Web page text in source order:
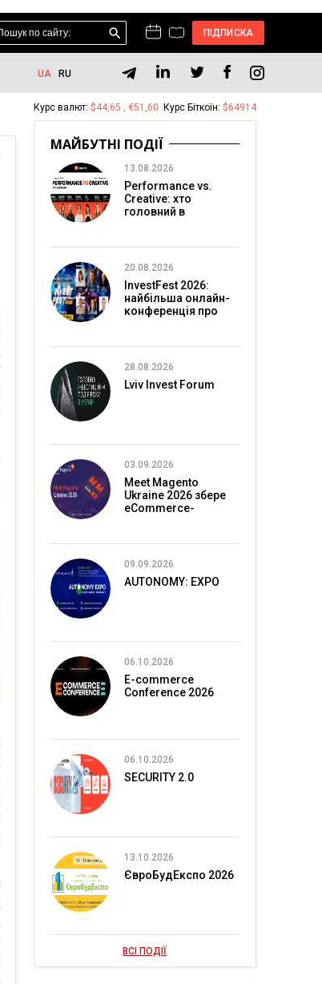
ПІДПИСКА
UA RU
Курс валют: $44,65 , €51,60 Курс Біткоїн: $64914
МАЙБУТНІ ПОДІЇ
13.08.2026
Performance vs.
Creative: хто
головний в
20.08.2026
InvestFest 2026:
найбільша онлайн-
конференція про
28.08.2026
Lviv Invest Forum
03.09.2026
Meet Magento
Ukraine 2026 збере
eCommerce-
09.09.2026
AUTONOMY: EXPO
06.10.2026
E-commerce
Conference 2026
06.10.2026
SECURITY 2.0
13.10.2026
ЄвроБудЕкспо 2026
ВСІ ПОДІЇ